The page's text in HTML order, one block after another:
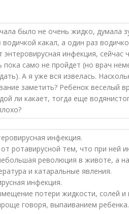
было не очень жидко, думала
какал, а один раз
инфекция, сейчас
само не пройдет (но врач
А я уже вся извелась.
заметить? Ребенок веселый
ли какает, тогда еще
инфекция.
ротавирусной тем, что при ней
революция в животе, а
и катаральные явления.
инфекция.
потери жидкости, солей и
говоря, выпаиванием